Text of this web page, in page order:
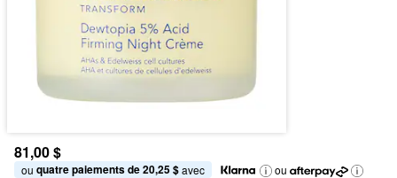
81,00 $
ou quatre paiements de 20,25 $ avec
ou